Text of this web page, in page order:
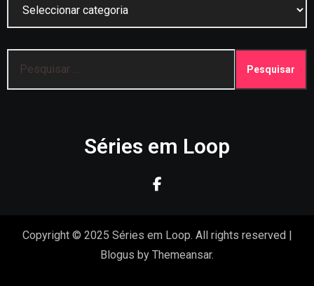
por:
Séries em Loop
Copyright © 2025 Séries em Loop. All rights reserved |
Blogus by Themeansar.